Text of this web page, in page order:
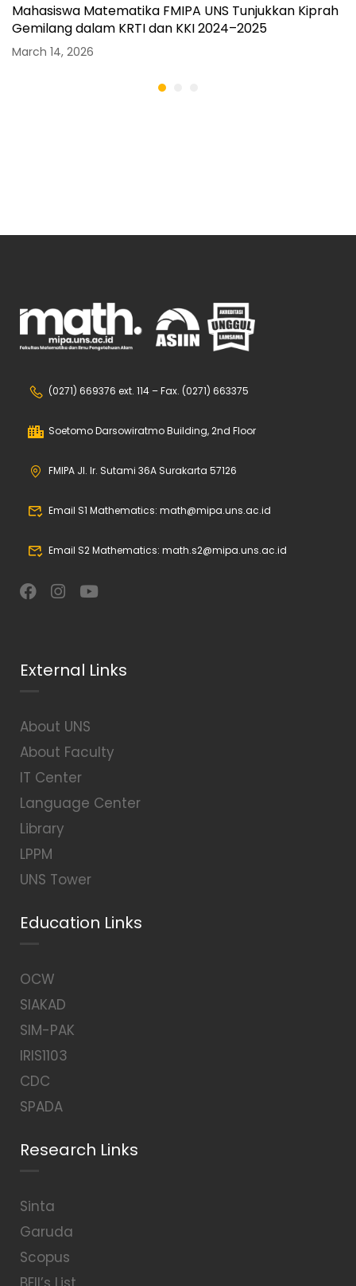
Mahasiswa Matematika FMIPA UNS Tunjukkan Kiprah
Gemilang dalam KRTI dan KKI 2024–2025
March 14, 2026
(0271) 669376 ext. 114 – Fax. (0271) 663375
Soetomo Darsowiratmo Building, 2nd Floor
FMIPA Jl. Ir. Sutami 36A Surakarta 57126
Email S1 Mathematics: math@mipa.uns.ac.id
Email S2 Mathematics: math.s2@mipa.uns.ac.id
External Links
About UNS
About Faculty
IT Center
Language Center
Library
LPPM
UNS Tower
Education Links
OCW
SIAKAD
SIM-PAK
IRIS1103
CDC
SPADA
Research Links
Sinta
Garuda
Scopus